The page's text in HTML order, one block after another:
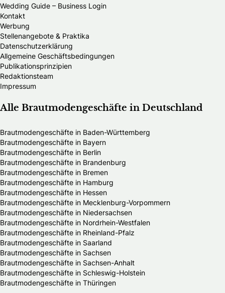
Wedding Guide – Business Login
Kontakt
Werbung
Stellenangebote & Praktika
Datenschutzerklärung
Allgemeine Geschäftsbedingungen
Publikationsprinzipien
Redaktionsteam
Impressum
Alle Brautmodengeschäfte in Deutschland
Brautmodengeschäfte in Baden-Württemberg
Brautmodengeschäfte in Bayern
Brautmodengeschäfte in Berlin
Brautmodengeschäfte in Brandenburg
Brautmodengeschäfte in Bremen
Brautmodengeschäfte in Hamburg
Brautmodengeschäfte in Hessen
Brautmodengeschäfte in Mecklenburg-Vorpommern
Brautmodengeschäfte in Niedersachsen
Brautmodengeschäfte in Nordrhein-Westfalen
Brautmodengeschäfte in Rheinland-Pfalz
Brautmodengeschäfte in Saarland
Brautmodengeschäfte in Sachsen
Brautmodengeschäfte in Sachsen-Anhalt
Brautmodengeschäfte in Schleswig-Holstein
Brautmodengeschäfte in Thüringen